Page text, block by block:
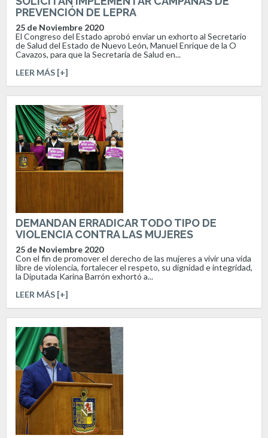
PREVENCIÓN DE LEPRA
25 de Noviembre 2020
El Congreso del Estado aprobó enviar un exhorto al Secretario
de Salud del Estado de Nuevo León, Manuel Enrique de la O
Cavazos, para que la Secretaría de Salud en...
LEER MÁS [+]
DEMANDAN ERRADICAR TODO TIPO DE
VIOLENCIA CONTRA LAS MUJERES
25 de Noviembre 2020
Con el fin de promover el derecho de las mujeres a vivir una vida
libre de violencia, fortalecer el respeto, su dignidad e integridad,
la Diputada Karina Barrón exhortó a...
LEER MÁS [+]